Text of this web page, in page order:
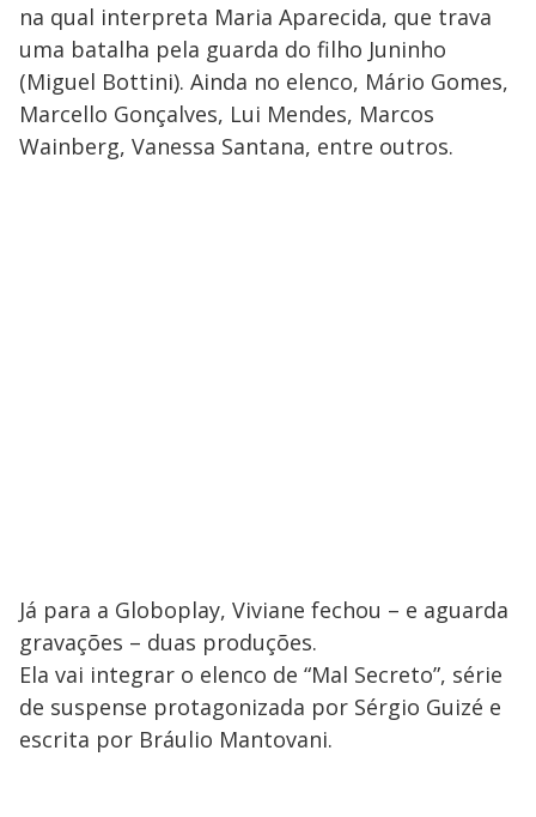
na qual interpreta Maria Aparecida, que trava
uma batalha pela guarda do filho Juninho
(Miguel Bottini). Ainda no elenco, Mário Gomes,
Marcello Gonçalves, Lui Mendes, Marcos
Wainberg, Vanessa Santana, entre outros.
Já para a Globoplay, Viviane fechou – e aguarda
gravações – duas produções.
Ela vai integrar o elenco de “Mal Secreto”, série
de suspense protagonizada por Sérgio Guizé e
escrita por Bráulio Mantovani.